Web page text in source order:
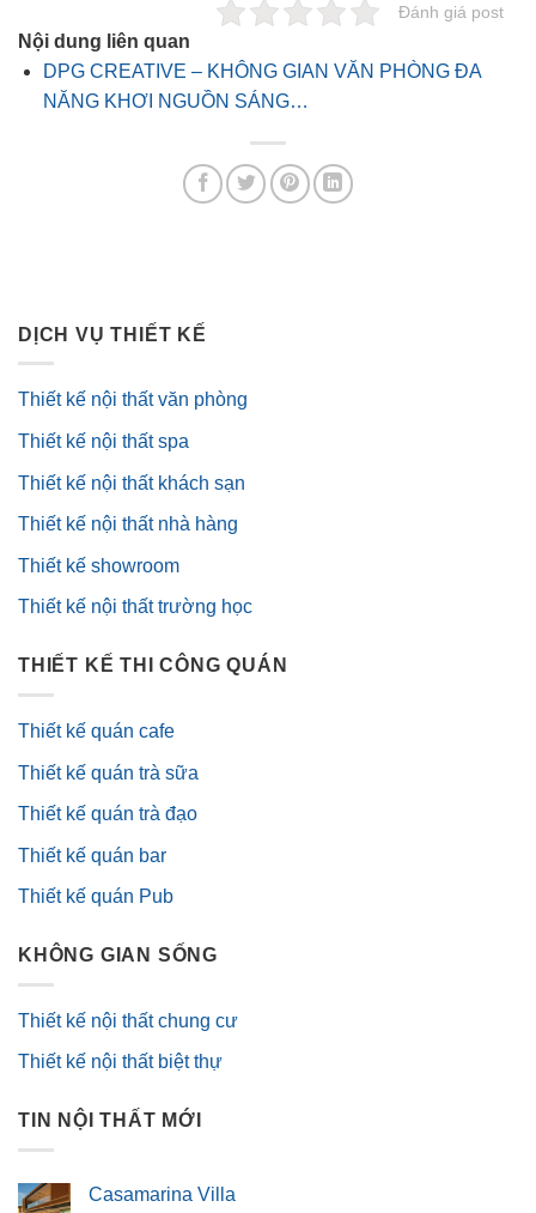
Đánh giá post
Nội dung liên quan
DPG CREATIVE – KHÔNG GIAN VĂN PHÒNG ĐA
NĂNG KHƠI NGUỒN SÁNG…
DỊCH VỤ THIẾT KẾ
Thiết kế nội thất văn phòng
Thiết kế nội thất spa
Thiết kế nội thất khách sạn
Thiết kế nội thất nhà hàng
Thiết kế showroom
Thiết kế nội thất trường học
THIẾT KẾ THI CÔNG QUÁN
Thiết kế quán cafe
Thiết kế quán trà sữa
Thiết kế quán trà đạo
Thiết kế quán bar
Thiết kế quán Pub
KHÔNG GIAN SỐNG
Thiết kế nội thất chung cư
Thiết kế nội thất biệt thự
TIN NỘI THẤT MỚI
Casamarina Villa